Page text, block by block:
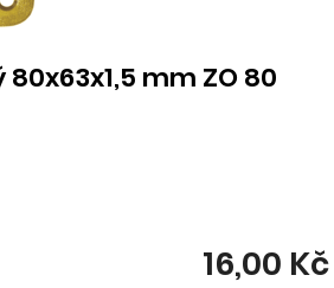
mm ZO 80
16,00 Kč